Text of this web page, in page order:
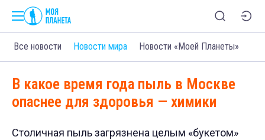
Все новости Новости мира Новости «Моей Планеты»
В какое время года пыль в Москве
опаснее для здоровья — химики
Столичная пыль загрязнена целым «букетом»